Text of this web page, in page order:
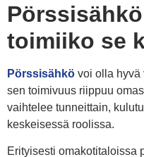
toimiiko se
Pörssisähkö voi olla hyvä
sen toimivuus riippuu
vaihtelee tunneittain,
keskeisessä roolissa.
Erityisesti omakotitaloissa